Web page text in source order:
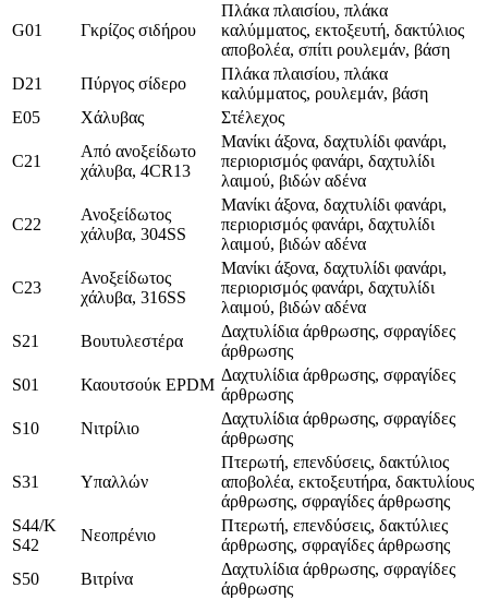
G01 Γκρίζος σιδήρου
Πλάκα πλαισίου, πλάκα
καλύμματος, εκτοξευτή, δακτύλιος
αποβολέα, σπίτι ρουλεμάν, βάση
D21
Πύργος σίδερο
Πλάκα πλαισίου, πλάκα
καλύμματος, ρουλεμάν, βάση
Ε05
Χάλυβας Στέλεχος
C21
Από ανοξείδωτο
χάλυβα, 4CR13
Μανίκι άξονα, δαχτυλίδι φανάρι,
περιορισμός φανάρι, δαχτυλίδι
λαιμού, βιδών αδένα
C22
Ανοξείδωτος
χάλυβα, 304SS
Μανίκι άξονα, δαχτυλίδι φανάρι,
περιορισμός φανάρι, δαχτυλίδι
λαιμού, βιδών αδένα
C23
Ανοξείδωτος
χάλυβα, 316SS
Μανίκι άξονα, δαχτυλίδι φανάρι,
περιορισμός φανάρι, δαχτυλίδι
λαιμού, βιδών αδένα
S21
Βουτυλεστέρα
Δαχτυλίδια άρθρωσης, σφραγίδες
άρθρωσης
S01
Καουτσούκ EPDM
Δαχτυλίδια άρθρωσης, σφραγίδες
άρθρωσης
S10
Νιτρίλιο
Δαχτυλίδια άρθρωσης, σφραγίδες
άρθρωσης
S31 Υπαλλών
Πτερωτή, επενδύσεις, δακτύλιος
αποβολέα, εκτοξευτήρα, δακτυλίους
άρθρωσης, σφραγίδες άρθρωσης
S44/K
S42
Νεοπρένιο
Πτερωτή, επενδύσεις, δακτύλιες
άρθρωσης, σφραγίδες άρθρωσης
S50
Βιτρίνα
Δαχτυλίδια άρθρωσης, σφραγίδες
άρθρωσης